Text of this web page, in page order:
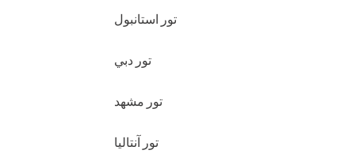
تور استانبول
تور دبي
تور مشهد
تور آنتاليا